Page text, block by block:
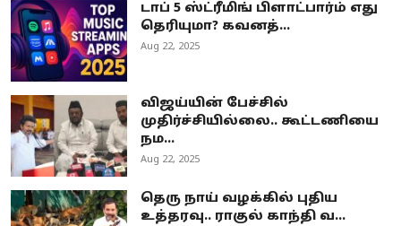
டாப் 5 ஸ்ட்ரீமிங் பிளாட்பார்ம் எது
தெரியுமா? கவனத்...
Aug 22, 2025
விஜய்யின் பேச்சில்
முதிர்ச்சியில்லை.. கூட்டணியை
நம...
Aug 22, 2025
தெரு நாய் வழக்கில் புதிய
உத்தரவு.. ராகுல் காந்தி வ...